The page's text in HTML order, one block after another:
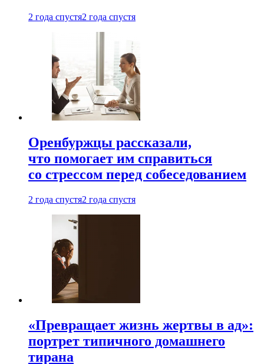
2 года спустя2 года спустя
Оренбуржцы рассказали,
что помогает им справиться
со стрессом перед собеседованием
2 года спустя2 года спустя
«Превращает жизнь жертвы в ад»:
портрет типичного домашнего
тирана